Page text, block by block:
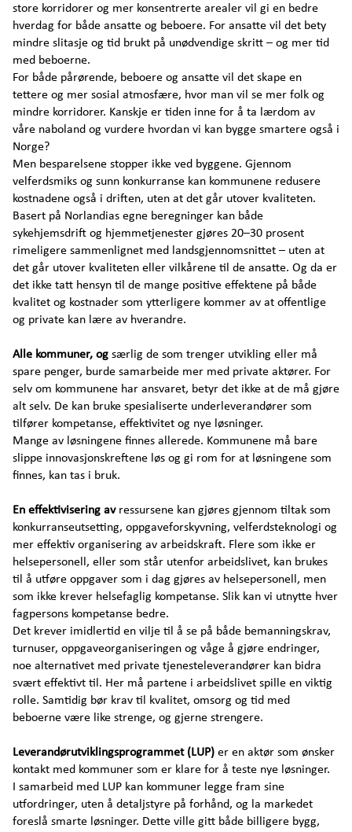
store korridorer og mer konsentrerte arealer vil gi en bedre
hverdag for både ansatte og beboere. For ansatte vil det bety
mindre slitasje og tid brukt på unødvendige skritt – og mer tid
med beboerne.
For både pårørende, beboere og ansatte vil det skape en
tettere og mer sosial atmosfære, hvor man vil se mer folk og
mindre korridorer. Kanskje er tiden inne for å ta lærdom av
våre naboland og vurdere hvordan vi kan bygge smartere også i
Norge?
Men besparelsene stopper ikke ved byggene. Gjennom
velferdsmiks og sunn konkurranse kan kommunene redusere
kostnadene også i driften, uten at det går utover kvaliteten.
Basert på Norlandias egne beregninger kan både
sykehjemsdrift og hjemmetjenester gjøres 20–30 prosent
rimeligere sammenlignet med landsgjennomsnittet – uten at
det går utover kvaliteten eller vilkårene til de ansatte. Og da er
det ikke tatt hensyn til de mange positive effektene på både
kvalitet og kostnader som ytterligere kommer av at offentlige
og private kan lære av hverandre.
Alle kommuner, og særlig de som trenger utvikling eller må
spare penger, burde samarbeide mer med private aktører. For
selv om kommunene har ansvaret, betyr det ikke at de må gjøre
alt selv. De kan bruke spesialiserte underleverandører som
tilfører kompetanse, effektivitet og nye løsninger.
Mange av løsningene finnes allerede. Kommunene må bare
slippe innovasjonskreftene løs og gi rom for at løsningene som
finnes, kan tas i bruk.
En effektivisering avressursene kan gjøres gjennom tiltak som
konkurranseutsetting, oppgaveforskyvning, velferdsteknologi og
mer effektiv organisering av arbeidskraft. Flere som ikke er
helsepersonell, eller som står utenfor arbeidslivet, kan brukes
til å utføre oppgaver som i dag gjøres av helsepersonell, men
som ikke krever helsefaglig kompetanse. Slik kan vi utnytte hver
fagpersons kompetanse bedre.
Det krever imidlertid en vilje til å se på både bemanningskrav,
turnuser, oppgaveorganiseringen og våge å gjøre endringer,
noe alternativet med private tjenesteleverandører kan bidra
svært effektivt til. Her må partene i arbeidslivet spille en viktig
rolle. Samtidig bør krav til kvalitet, omsorg og tid med
beboerne være like strenge, og gjerne strengere.
Leverandørutviklingsprogrammet (LUP) er en aktør som ønsker
kontakt med kommuner som er klare for å teste nye løsninger.
I samarbeid med LUP kan kommuner legge fram sine
utfordringer, uten å detaljstyre på forhånd, og la markedet
foreslå smarte løsninger. Dette ville gitt både billigere bygg,